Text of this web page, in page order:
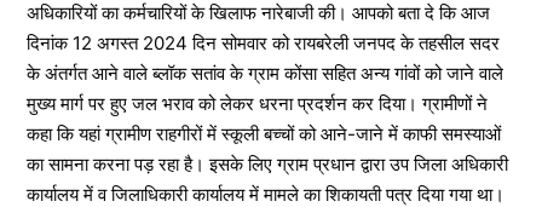
अधिकारियों का कर्मचारियों के खिलाफ नारेबाजी की। आपको बता दे कि आज
दिनांक 12 अगस्त 2024 दिन सोमवार को रायबरेली जनपद के तहसील सदर
के अंतर्गत आने वाले ब्लॉक सतांव के ग्राम कोंसा सहित अन्य गांवों को जाने वाले
मुख्य मार्ग पर हुए जल भराव को लेकर धरना प्रदर्शन कर दिया। ग्रामीणों ने
कहा कि यहां ग्रामीण राहगीरों में स्कूली बच्चों को आने-जाने में काफी समस्याओं
का सामना करना पड़ रहा है। इसके लिए ग्राम प्रधान द्वारा उप जिला अधिकारी
कार्यालय में व जिलाधिकारी कार्यालय में मामले का शिकायती पत्र दिया गया था।